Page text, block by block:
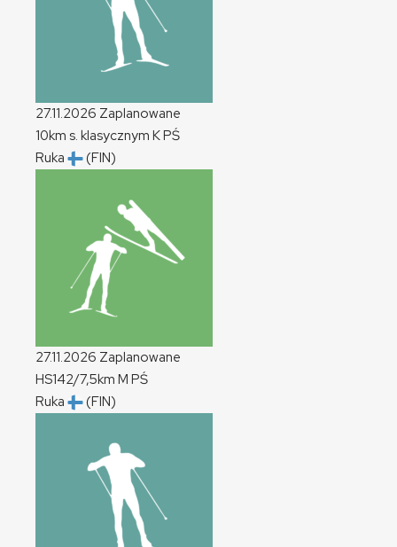
27.11.2026 Zaplanowane
10km s. klasycznym KPŚ
Ruka
(FIN)
27.11.2026 Zaplanowane
HS142/7,5km M PŚ
Ruka
(FIN)